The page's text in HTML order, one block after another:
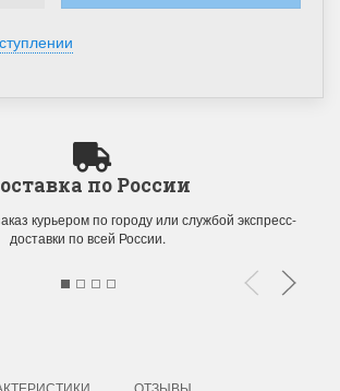
по России
курьером по городу или службой экспресс-
доставки по всей России.
ОТЗЫВЫ